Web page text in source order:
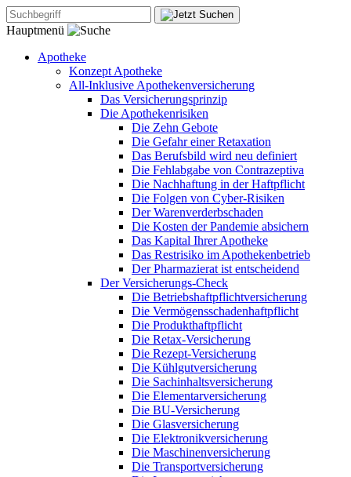
Hauptmenü
Apotheke
Konzept Apotheke
All-Inklusive Apothekenversicherung
Das Versicherungsprinzip
Die Apothekenrisiken
Die Zehn Gebote
Die Gefahr einer Retaxation
Das Berufsbild wird neu definiert
Die Fehlabgabe von Contrazeptiva
Die Nachhaftung in der Haftpflicht
Die Folgen von Cyber-Risiken
Der Warenverderbschaden
Die Kosten der Pandemie absichern
Das Kapital Ihrer Apotheke
Das Restrisiko im Apothekenbetrieb
Der Pharmazierat ist entscheidend
Der Versicherungs-Check
Die Betriebshaftpflichtversicherung
Die Vermögensschadenhaftpflicht
Die Produkthaftpflicht
Die Retax-Versicherung
Die Rezept-Versicherung
Die Kühlgutversicherung
Die Sachinhaltsversicherung
Die Elementarversicherung
Die BU-Versicherung
Die Glasversicherung
Die Elektronikversicherung
Die Maschinenversicherung
Die Transportversicherung